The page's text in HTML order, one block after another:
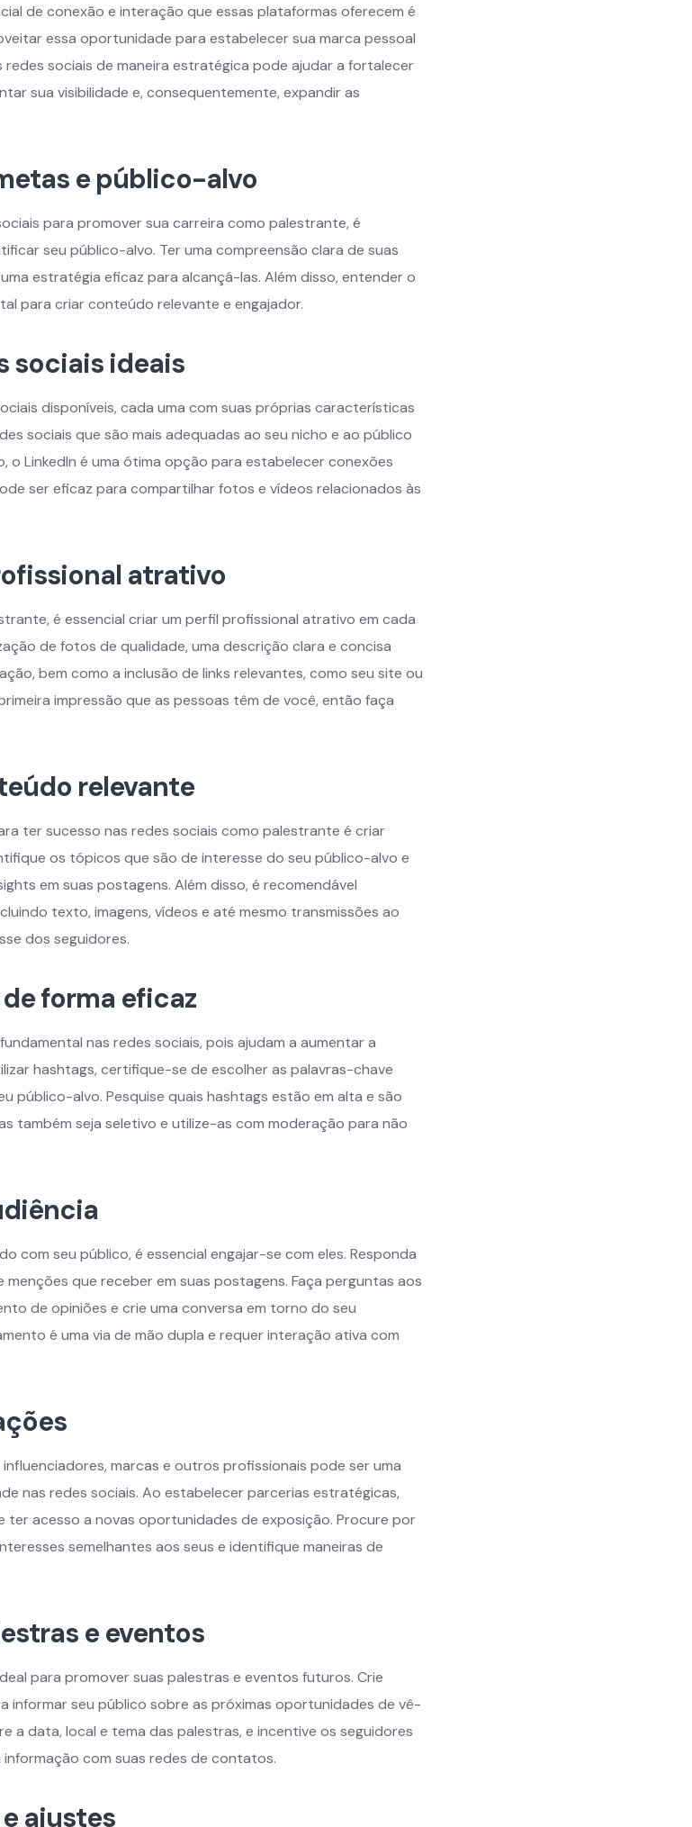
de conexão e interação que essas plataformas oferecem é
essa oportunidade para estabelecer sua marca pessoal
redes sociais de maneira estratégica pode ajudar a fortalecer
sua visibilidade e, consequentemente, expandir as
e público-alvo
para promover sua carreira como palestrante, é
seu público-alvo. Ter uma compreensão clara de suas
estratégia eficaz para alcançá-las. Além disso, entender o
para criar conteúdo relevante e engajador.
sociais ideais
disponíveis, cada uma com suas próprias características
sociais que são mais adequadas ao seu nicho e ao público
o LinkedIn é uma ótima opção para estabelecer conexões
ser eficaz para compartilhar fotos e vídeos relacionados às
atrativo
é essencial criar um perfil profissional atrativo em cada
de fotos de qualidade, uma descrição clara e concisa
bem como a inclusão de links relevantes, como seu site ou
impressão que as pessoas têm de você, então faça
relevante
ter sucesso nas redes sociais como palestrante é criar
os tópicos que são de interesse do seu público-alvo e
em suas postagens. Além disso, é recomendável
texto, imagens, vídeos e até mesmo transmissões ao
dos seguidores.
forma eficaz
nas redes sociais, pois ajudam a aumentar a
hashtags, certifique-se de escolher as palavras-chave
público-alvo. Pesquise quais hashtags estão em alta e são
também seja seletivo e utilize-as com moderação para não
com seu público, é essencial engajar-se com eles. Responda
que receber em suas postagens. Faça perguntas aos
de opiniões e crie uma conversa em torno do seu
é uma via de mão dupla e requer interação ativa com
marcas e outros profissionais pode ser uma
nas redes sociais. Ao estabelecer parcerias estratégicas,
ter acesso a novas oportunidades de exposição. Procure por
semelhantes aos seus e identifique maneiras de
e eventos
para promover suas palestras e eventos futuros. Crie
informar seu público sobre as próximas oportunidades de vê-
a data, local e tema das palestras, e incentive os seguidores
com suas redes de contatos.
ajustes